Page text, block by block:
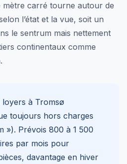
mètre carré tourne autour de
l’état et la vue, soit un
le sentrum mais nettement
continentaux comme
loyers à Tromsø
toujours hors charges
»). Prévois 800 à 1 500
par mois pour
davantage en hiver